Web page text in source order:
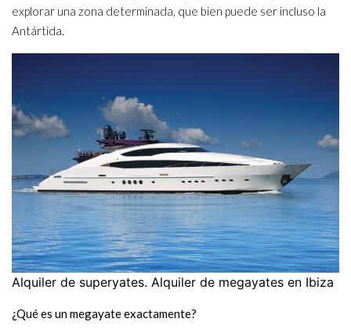
explorar una zona determinada, que bien puede ser incluso la
Antártida.
Alquiler de superyates. Alquiler de megayates en Ibiza
¿Qué es un megayate exactamente?